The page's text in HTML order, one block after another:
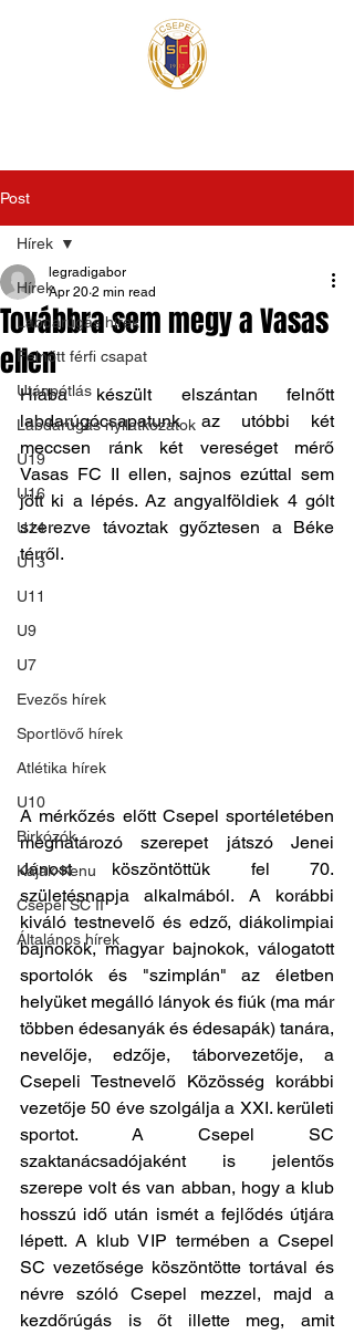
Post
Hírek
Labdarúgás hírek
Felnőtt férfi csapat
Utánpótlás
Labdarúgás nyilatkozatok
U19
U16
U14
U13
U11
U9
U7
Evezős hírek
Sportlövő hírek
Atlétika hírek
U10
Birkózók
Kajak-Kenu
Csepel SC II
Általános hírek
Hírek
Továbbra sem megy a Vasas
ellen
legradigabor
Apr 20 2 min read
Hiába készült elszántan felnőtt
labdarúgócsapatunk az utóbbi két
meccsen ránk két vereséget mérő
Vasas FC II ellen, sajnos ezúttal sem
jött ki a lépés. Az angyalföldiek 4 gólt
szerezve távoztak győztesen a Béke
térről.
A mérkőzés előtt Csepel sportéletében
meghatározó szerepet játszó Jenei
Jánost köszöntöttük fel 70.
születésnapja alkalmából. A korábbi
kiváló testnevelő és edző, diákolimpiai
bajnokok, magyar bajnokok, válogatott
sportolók és "szimplán" az életben
helyüket megálló lányok és fiúk (ma már
többen édesanyák és édesapák) tanára,
nevelője, edzője, táborvezetője, a
Csepeli Testnevelő Közösség korábbi
vezetője 50 éve szolgálja a XXI. kerületi
sportot. A Csepel SC
szaktanácsadójaként is jelentős
szerepe volt és van abban, hogy a klub
hosszú idő után ismét a fejlődés útjára
lépett. A klub VIP termében a Csepel
SC vezetősége köszöntötte tortával és
névre szóló Csepel mezzel, majd a
kezdőrúgás is őt illette meg, amit